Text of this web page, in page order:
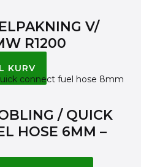
V/
R1200
KURV
/ QUICK
HOSE 6MM –